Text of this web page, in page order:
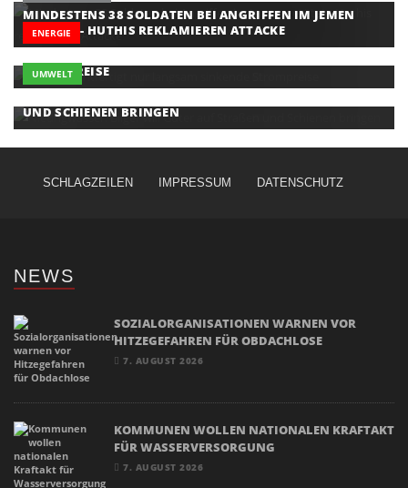
MINDESTENS 38 SOLDATEN BEI ANGRIFFEN IM JEMEN
GETÖTET - HUTHIS REKLAMIEREN ATTACKE
ENERGIE
STROMPREISE
UMWELT
ND SCHIENEN BRINGEN
SCHLAGZEILEN IMPRESSUM DATENSCHUTZ
NEWS
SOZIALORGANISATIONEN WARNEN VOR
HITZEGEFAHREN FÜR OBDACHLOSE
7. AUGUST 2026
KOMMUNEN WOLLEN NATIONALEN KRAFTAKT
FÜR WASSERVERSORGUNG
7. AUGUST 2026